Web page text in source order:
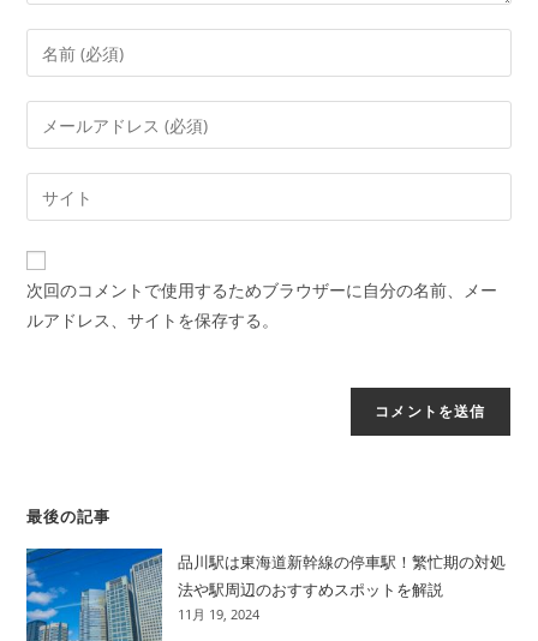
次回のコメントで使用するためブラウザーに自分の名前、メー
ルアドレス、サイトを保存する。
最後の記事
品川駅は東海道新幹線の停車駅！繁忙期の対処
法や駅周辺のおすすめスポットを解説
11月 19, 2024